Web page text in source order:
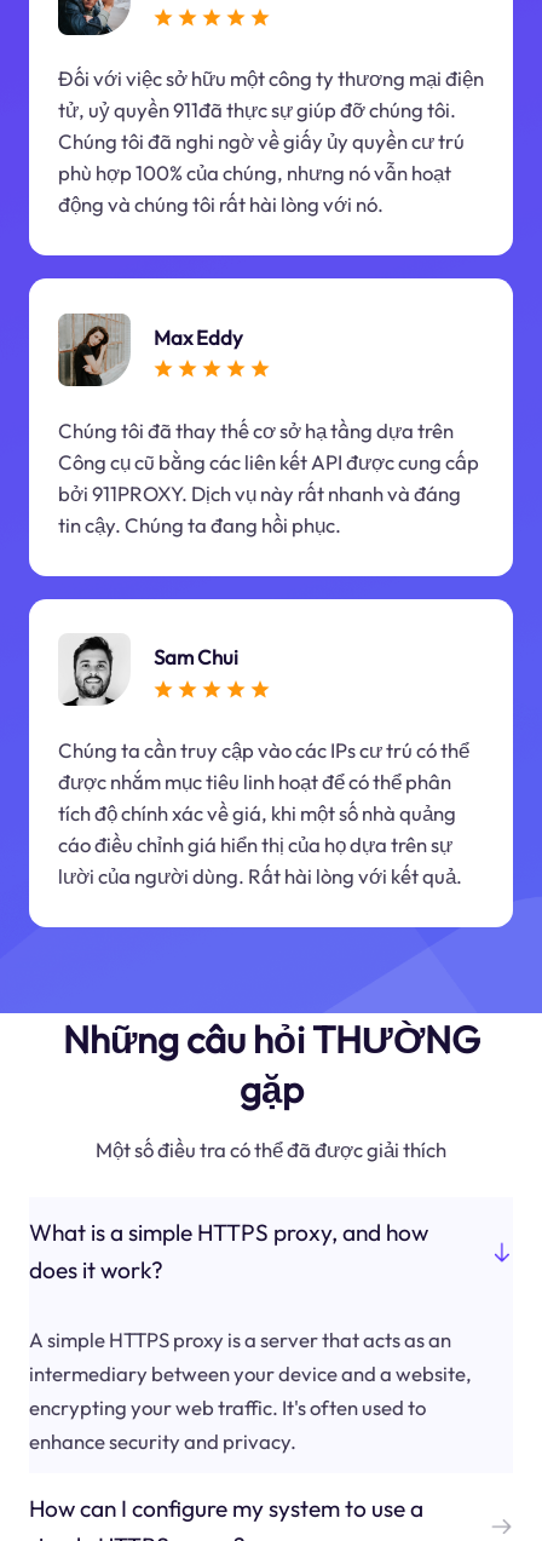
Đối với việc sở hữu một công ty thương mại điện
tử, uỷ quyền 911đã thực sự giúp đỡ chúng tôi.
Chúng tôi đã nghi ngờ về giấy ủy quyền cư trú
phù hợp 100% của chúng, nhưng nó vẫn hoạt
động và chúng tôi rất hài lòng với nó.
Max Eddy
Chúng tôi đã thay thế cơ sở hạ tầng dựa trên
Công cụ cũ bằng các liên kết API được cung cấp
bởi 911PROXY. Dịch vụ này rất nhanh và đáng
tin cậy. Chúng ta đang hồi phục.
Sam Chui
Chúng ta cần truy cập vào các IPs cư trú có thể
được nhắm mục tiêu linh hoạt để có thể phân
tích độ chính xác về giá, khi một số nhà quảng
cáo điều chỉnh giá hiển thị của họ dựa trên sự
lười của người dùng. Rất hài lòng với kết quả.
Những câu hỏi THƯỜNG
gặp
Một số điều tra có thể đã được giải thích
What is a simple HTTPS proxy, and how
does it work?
A simple HTTPS proxy is a server that acts as an
intermediary between your device and a website,
encrypting your web traffic. It's often used to
enhance security and privacy.
How can I configure my system to use a